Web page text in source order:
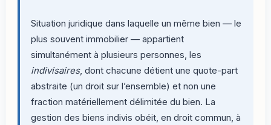
Situation juridique dans laquelle un même bien — le
plus souvent immobilier — appartient
simultanément à plusieurs personnes, les
indivisaires, dont chacune détient une quote-part
abstraite (un droit sur l’ensemble) et non une
fraction matériellement délimitée du bien. La
gestion des biens indivis obéit, en droit commun, à